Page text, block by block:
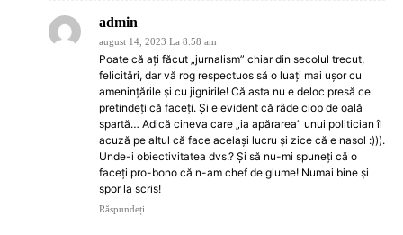
admin
august 14, 2023 La 8:58 am
Poate că aţi făcut „jurnalism” chiar din secolul trecut,
felicitări, dar vă rog respectuos să o luaţi mai uşor cu
ameninţările şi cu jignirile! Că asta nu e deloc presă ce
pretindeţi că faceţi. Şi e evident că râde ciob de oală
spartă… Adică cineva care „ia apărarea” unui politician îl
acuză pe altul că face acelaşi lucru şi zice că e nasol :))).
Unde-i obiectivitatea dvs.? Şi să nu-mi spuneţi că o
faceţi pro-bono că n-am chef de glume! Numai bine şi
spor la scris!
Răspundeți